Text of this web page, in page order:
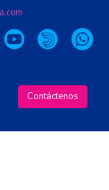
Contáctenos